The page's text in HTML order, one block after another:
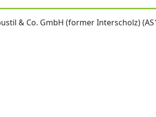
& Co. GmbH (former Interscholz)